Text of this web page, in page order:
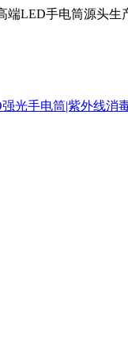
端LED手电筒源头生